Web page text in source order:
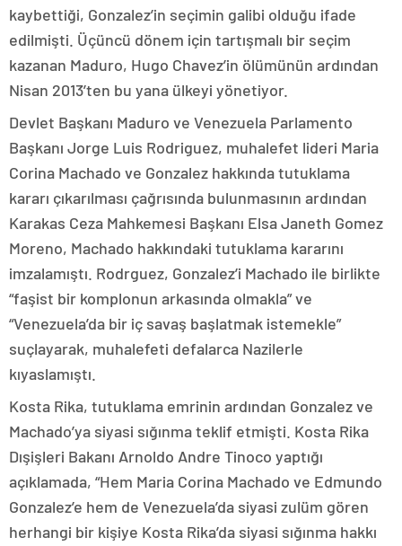
kaybettiği, Gonzalez’in seçimin galibi olduğu ifade
edilmişti. Üçüncü dönem için tartışmalı bir seçim
kazanan Maduro, Hugo Chavez’in ölümünün ardından
Nisan 2013’ten bu yana ülkeyi yönetiyor.
Devlet Başkanı Maduro ve Venezuela Parlamento
Başkanı Jorge Luis Rodriguez, muhalefet lideri Maria
Corina Machado ve Gonzalez hakkında tutuklama
kararı çıkarılması çağrısında bulunmasının ardından
Karakas Ceza Mahkemesi Başkanı Elsa Janeth Gomez
Moreno, Machado hakkındaki tutuklama kararını
imzalamıştı. Rodrguez, Gonzalez’i Machado ile birlikte
“faşist bir komplonun arkasında olmakla” ve
“Venezuela’da bir iç savaş başlatmak istemekle”
suçlayarak, muhalefeti defalarca Nazilerle
kıyaslamıştı.
Kosta Rika, tutuklama emrinin ardından Gonzalez ve
Machado’ya siyasi sığınma teklif etmişti. Kosta Rika
Dışişleri Bakanı Arnoldo Andre Tinoco yaptığı
açıklamada, “Hem Maria Corina Machado ve Edmundo
Gonzalez’e hem de Venezuela’da siyasi zulüm gören
herhangi bir kişiye Kosta Rika’da siyasi sığınma hakkı